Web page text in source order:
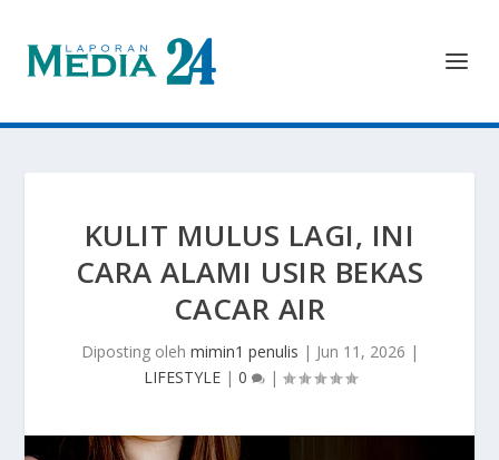
KULIT MULUS LAGI, INI
CARA ALAMI USIR BEKAS
CACAR AIR
Diposting oleh mimin1 penulis | Jun 11, 2026 |
LIFESTYLE| 0 |